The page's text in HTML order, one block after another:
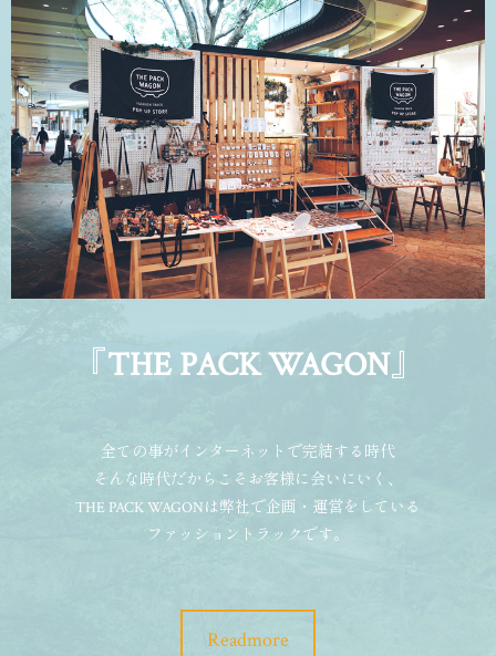
『THE PACK WAGON』
全ての事がインターネットで完結する時代
そんな時代だからこそお客様に会いにいく、
THE PACK WAGONは弊社で企画・運営をしている
ファッショントラックです。
Readmore